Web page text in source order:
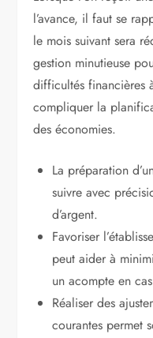
l’avance, il faut se
le mois suivant sera
gestion minutieuse
difficultés financières
compliquer la
des économies.
La préparation
suivre avec
d’argent.
Favoriser
peut aider à
un acompte en
Réaliser des
courantes permet